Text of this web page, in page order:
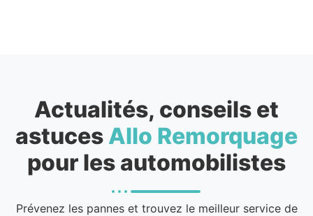
Actualités, conseils et
astuces Allo Remorquage
pour les automobilistes
Prévenez les pannes et trouvez le meilleur service de